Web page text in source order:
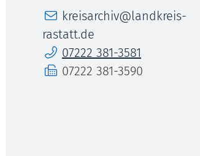
E-Mailkreisarchiv@landkreis-
rastatt.de
Telefon07222 381-3581
Fax 07222 381-3590